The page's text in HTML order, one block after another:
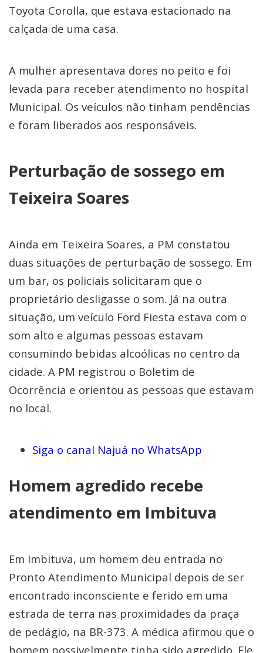
Toyota Corolla, que estava estacionado na
calçada de uma casa.
A mulher apresentava dores no peito e foi
levada para receber atendimento no hospital
Municipal. Os veículos não tinham pendências
e foram liberados aos responsáveis.
Perturbação de sossego em
Teixeira Soares
Ainda em Teixeira Soares, a PM constatou
duas situações de perturbação de sossego. Em
um bar, os policiais solicitaram que o
proprietário desligasse o som. Já na outra
situação, um veículo Ford Fiesta estava com o
som alto e algumas pessoas estavam
consumindo bebidas alcoólicas no centro da
cidade. A PM registrou o Boletim de
Ocorrência e orientou as pessoas que estavam
no local.
Siga o canal Najuá no WhatsApp
Homem agredido recebe
atendimento em Imbituva
Em Imbituva, um homem deu entrada no
Pronto Atendimento Municipal depois de ser
encontrado inconsciente e ferido em uma
estrada de terra nas proximidades da praça
de pedágio, na BR-373. A médica afirmou que o
homem possivelmente tinha sido agredido. Ele